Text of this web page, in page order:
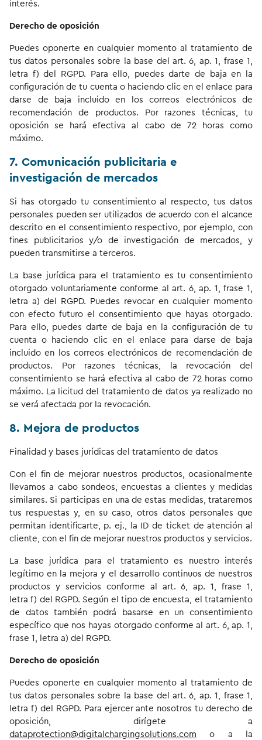
interés.
Derecho de oposición
Puedes oponerte en cualquier momento al tratamiento de
tus datos personales sobre la base del art. 6, ap. 1, frase 1,
letra f) del RGPD. Para ello, puedes darte de baja en la
configuración de tu cuenta o haciendo clic en el enlace para
darse de baja incluido en los correos electrónicos de
recomendación de productos. Por razones técnicas, tu
oposición se hará efectiva al cabo de 72 horas como
máximo.
7. Comunicación publicitaria e
investigación de mercados
Si has otorgado tu consentimiento al respecto, tus datos
personales pueden ser utilizados de acuerdo con el alcance
descrito en el consentimiento respectivo, por ejemplo, con
fines publicitarios y/o de investigación de mercados, y
pueden transmitirse a terceros.
La base jurídica para el tratamiento es tu consentimiento
otorgado voluntariamente conforme al art. 6, ap. 1, frase 1,
letra a) del RGPD. Puedes revocar en cualquier momento
con efecto futuro el consentimiento que hayas otorgado.
Para ello, puedes darte de baja en la configuración de tu
cuenta o haciendo clic en el enlace para darse de baja
incluido en los correos electrónicos de recomendación de
productos. Por razones técnicas, la revocación del
consentimiento se hará efectiva al cabo de 72 horas como
máximo. La licitud del tratamiento de datos ya realizado no
se verá afectada por la revocación.
8. Mejora de productos
Finalidad y bases jurídicas del tratamiento de datos
Con el fin de mejorar nuestros productos, ocasionalmente
llevamos a cabo sondeos, encuestas a clientes y medidas
similares. Si participas en una de estas medidas, trataremos
tus respuestas y, en su caso, otros datos personales que
permitan identificarte, p. ej., la ID de ticket de atención al
cliente, con el fin de mejorar nuestros productos y servicios.
La base jurídica para el tratamiento es nuestro interés
legítimo en la mejora y el desarrollo continuos de nuestros
productos y servicios conforme al art. 6, ap. 1, frase 1,
letra f) del RGPD. Según el tipo de encuesta, el tratamiento
de datos también podrá basarse en un consentimiento
específico que nos hayas otorgado conforme al art. 6, ap. 1,
frase 1, letra a) del RGPD.
Derecho de oposición
Puedes oponerte en cualquier momento al tratamiento de
tus datos personales sobre la base del art. 6, ap. 1, frase 1,
letra f) del RGPD. Para ejercer ante nosotros tu derecho de
oposición, dirígete a
dataprotection@digitalchargingsolutions.com o a la